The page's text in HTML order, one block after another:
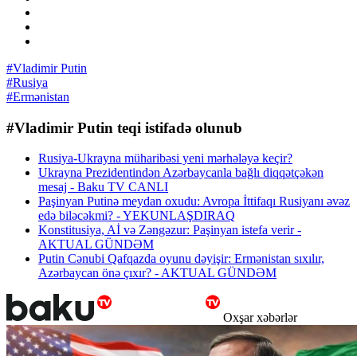
#Vladimir Putin
#Rusiya
#Ermənistan
#Vladimir Putin teqi istifadə olunub
Rusiya-Ukrayna müharibəsi yeni mərhələyə keçir?
Ukrayna Prezidentindən Azərbaycanla bağlı diqqətçəkən
mesaj - Baku TV CANLI
Paşinyan Putinə meydan oxudu: Avropa İttifaqı Rusiyanı əvəz
edə biləcəkmi? - YEKUNLAŞDIRAQ
Konstitusiya, Aİ və Zəngəzur: Paşinyan istefa verir -
AKTUAL GÜNDƏM
Putin Cənubi Qafqazda oyunu dəyişir: Ermənistan sıxılır,
Azərbaycan önə çıxır? - AKTUAL GÜNDƏM
Oxşar xəbərlər